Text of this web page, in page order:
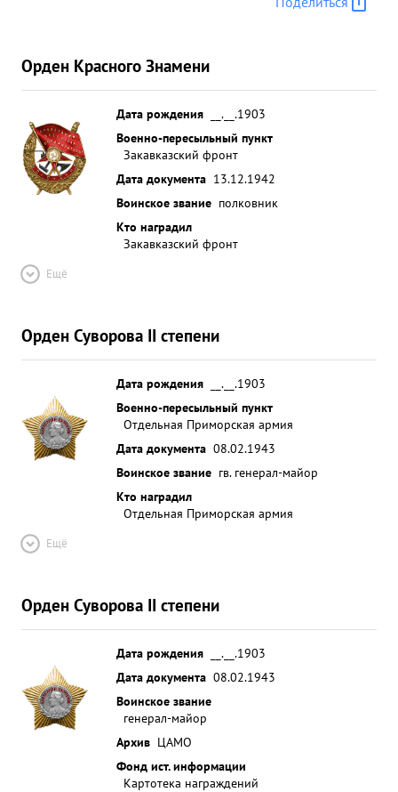
Орден Красного Знамени
Дата рождения
__.__.1903
Военно-пересыльный пункт
Закавказский фронт
Дата документа 13.12.1942
Воинское звание полковник
Кто наградил
Закавказский фронт
Ещё
Орден Суворова II степени
Дата рождения
__.__.1903
Военно-пересыльный пункт
Отдельная Приморская армия
Дата документа 08.02.1943
Воинское звание гв. генерал-майор
Кто наградил
Отдельная Приморская армия
Ещё
Орден Суворова II степени
Дата рождения
__.__.1903
Дата документа 08.02.1943
Воинское звание
генерал-майор
Архив ЦАМО
Фонд ист. информации
Картотека награждений